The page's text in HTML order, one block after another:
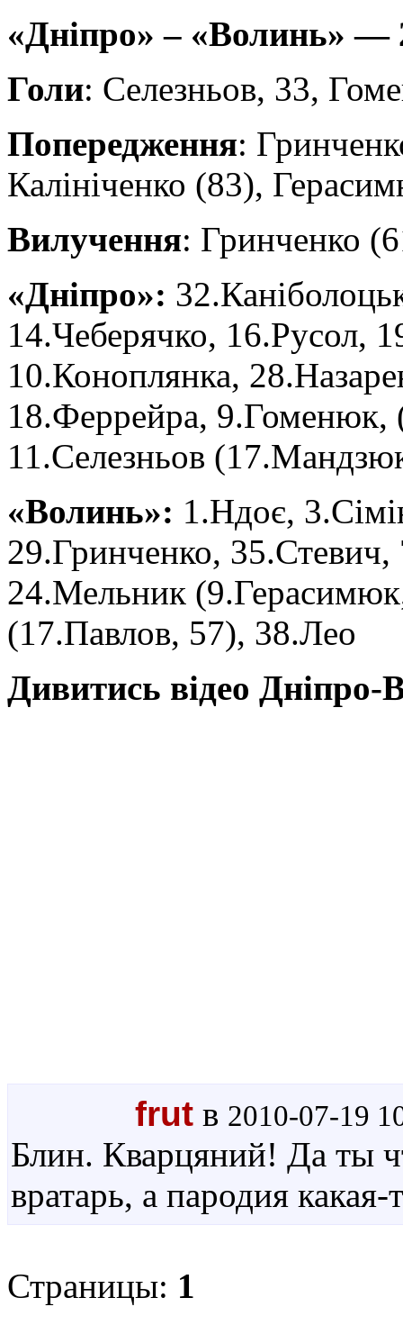
«Дніпро» – «Волинь» —
Голи: Селезньов, 33,
Попередження:
Калініченко (83),
Вилучення: Гринченко
«Дніпро»:
14.Чеберячко, 16.Русол,
10.Коноплянка,
18.Феррейра, 9.Гоменюк,
11.Селезньов
«Волинь»: 1.Ндоє,
29.Гринченко,
24.Мельник
(17.Павлов, 57), 38.Лео
Дивитись відео Дніпро-
frut в 2010-07-19
Блин. Кварцяний! Да ты
вратарь, а пародия
Страницы: 1